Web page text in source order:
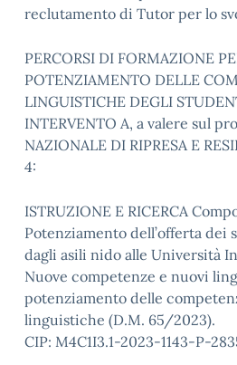
reclutamento di Tutor per lo
PERCORSI DI FORMAZIONE
POTENZIAMENTO DELLE
LINGUISTICHE DEGLI
INTERVENTO A, a valere sul
NAZIONALE DI RIPRESA E
4:
ISTRUZIONE E RICERCA
Potenziamento dell’offerta dei
dagli asili nido alle Università
Nuove competenze e nuovi
potenziamento delle
linguistiche (D.M. 65/2023).
CIP: M4C1I3.1-2023-1143-P-